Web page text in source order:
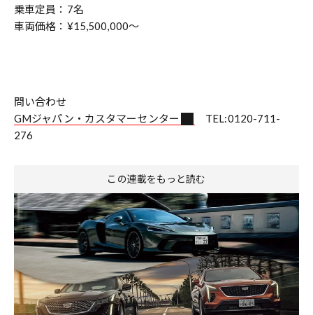
乗車定員：7名
車両価格：¥15,500,000～
問い合わせ
GMジャパン・カスタマーセンター
TEL:0120-711-
276
この連載をもっと読む